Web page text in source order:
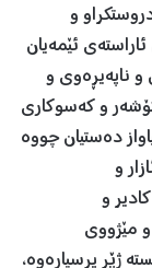
و
ئێمەیان
ناپەیڕەوی و
و کەسوکاری
دەستیان چووە
و
و
مێژووی
ژێر پرسیارەوە،